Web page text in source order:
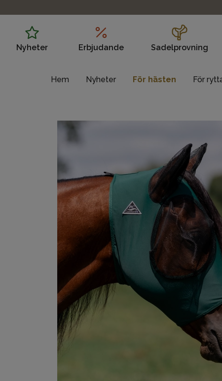
Nyheter Erbjudande Sadelprovning
Hem Nyheter För hästen För